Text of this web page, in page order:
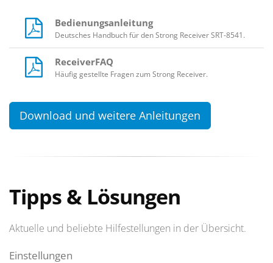
Bedienungsanleitung
Deutsches Handbuch für den Strong Receiver SRT-8541.
ReceiverFAQ
Häufig gestellte Fragen zum Strong Receiver.
Download und weitere Anleitungen
Tipps & Lösungen
Aktuelle und beliebte Hilfestellungen in der Übersicht.
Einstellungen